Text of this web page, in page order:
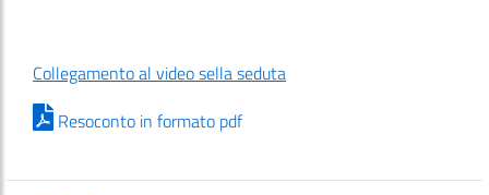
Collegamento al video sella seduta
Resoconto in formato pdf